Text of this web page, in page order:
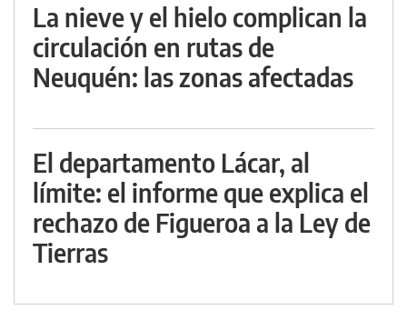
La nieve y el hielo complican la
circulación en rutas de
Neuquén: las zonas afectadas
El departamento Lácar, al
límite: el informe que explica el
rechazo de Figueroa a la Ley de
Tierras